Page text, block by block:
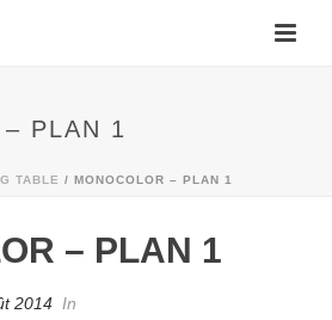
PLAN 1
TABLE / MONOCOLOR – PLAN 1
– PLAN 1
2014 In